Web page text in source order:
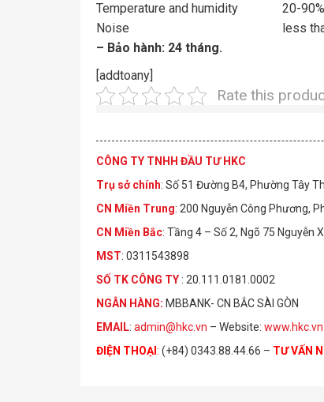
Temperature and humidity
20-
Noise
less
– Bảo hành: 24 tháng.
[addtoany]
Rate this
CÔNG TY TNHH ĐẦU TƯ HKC
Trụ sở chính: Số 51 Đường B4, Phường Tây
CN Miền Trung: 200 Nguyễn Công Phương,
CN Miền Bắc: Tầng 4 – Số 2, Ngõ 75 Nguyễn
MST: 0311543898
SỐ TK CÔ NG TY : 20.111.0181.0002
NGÂN HÀNG: MBBANK- CN BẮC SÀI GÒN
EMAIL: admin@hkc.vn – Website: www.hkc.vn
ĐIỆN THOẠI : (+84) 0343.88.44.66 – TƯ VẤN